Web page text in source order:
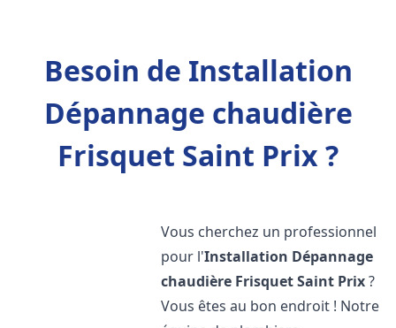
Besoin de Installation
Dépannage chaudière
Frisquet Saint Prix ?
Vous cherchez un professionnel
pour l'Installation Dépannage
chaudière FrisquetSaint Prix?
Vous êtes au bon endroit ! Notre